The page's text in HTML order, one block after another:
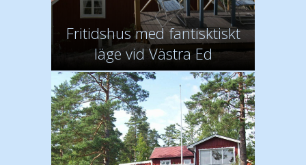
Fritidshus med fantisktiskt
läge vid Västra Ed